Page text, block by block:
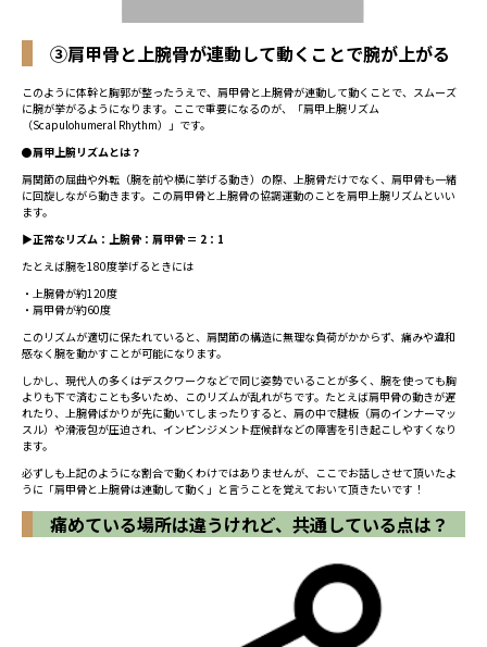
③肩甲骨と上腕骨が連動して動くことで腕が上がる
このように体幹と胸郭が整ったうえで、肩甲骨と上腕骨が連動して動くことで、スムーズ
に腕が挙がるようになります。ここで重要になるのが、「肩甲上腕リズム
（Scapulohumeral Rhythm）」です。
●肩甲上腕リズムとは？
肩関節の屈曲や外転（腕を前や横に挙げる動き）の際、上腕骨だけでなく、肩甲骨も一緒
に回旋しながら動きます。この肩甲骨と上腕骨の協調運動のことを肩甲上腕リズムといい
ます。
▶正常なリズム：上腕骨：肩甲骨 ＝ 2：1
たとえば腕を180度挙げるときには
・上腕骨が約120度
・肩甲骨が約60度
このリズムが適切に保たれていると、肩関節の構造に無理な負荷がかからず、痛みや違和
感なく腕を動かすことが可能になります。
しかし、現代人の多くはデスクワークなどで同じ姿勢でいることが多く、腕を使っても胸
よりも下で済むことも多いため、このリズムが乱れがちです。たとえば肩甲骨の動きが遅
れたり、上腕骨ばかりが先に動いてしまったりすると、肩の中で腱板（肩のインナーマッ
スル）や滑液包が圧迫され、インピンジメント症候群などの障害を引き起こしやすくなり
ます。
必ずしも上記のようにな割合で動くわけではありませんが、ここでお話しさせて頂いたよ
うに「肩甲骨と上腕骨は連動して動く」と言うことを覚えておいて頂きたいです！
痛めている場所は違うけれど、共通している点は？